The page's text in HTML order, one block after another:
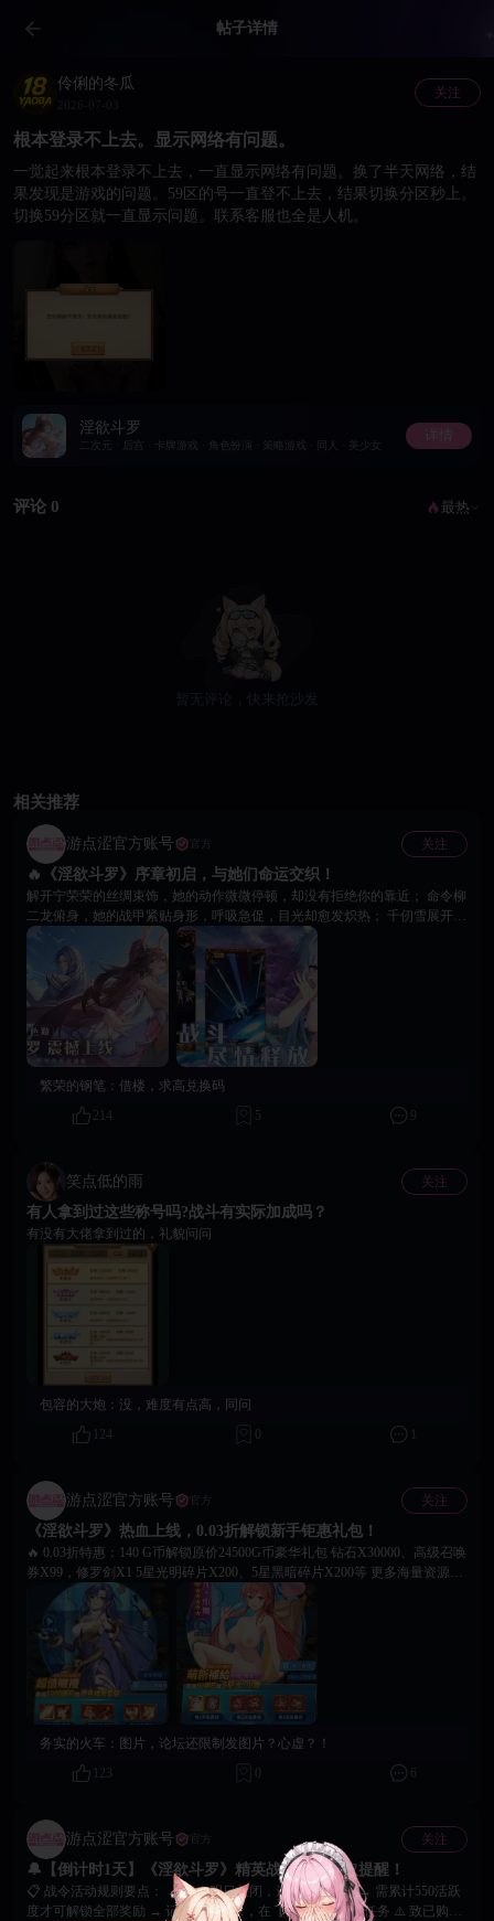
帖子详情
伶俐的冬瓜
关注
根本登录不上去。显示网络有问题。
一觉起来根本登录不上去，一直显示网络有问题。换了半天网络，结
果发现是游戏的问题。59区的号一直登不上去，结果切换分区秒上。
切换59分区就一直显示问题。联系客服也全是人机。
淫欲斗罗
二次元 · 后宫 · 卡牌游戏 · 角色扮演 · 策略游戏 · 同人 · 美少女
详情
评论 0 最热
相关推荐
游点涩官方账号 官方 关注
🔥《淫欲斗罗》序章初启，与她们命运交织！
解开宁荣荣的丝绸束饰，她的动作微微停顿，却没有拒绝你的靠近； 命令柳
二龙俯身，她的战甲紧贴身形，呼吸急促，目光却愈发炽热； 千仞雪展开天
使之翼，将你牢牢包围，圣光之下，她的视线只为你停留。 😍 终极诱惑养
成系统，现已全面开启 送出「玫瑰金蕊」，唤醒阿银内心深处被压抑的真实
渴望； 使用「暗影蛛丝」，引导比比东褪去冷静外壳，展现迷人的另一面。
💖当好感度突破临界点—— 你将解锁 18+ 专属剧情、限定角色立绘、私密互
动演出， 她们的态度、语气与反应，都会因你的选择而不断变化。 🙌 这不
是旁观剧情，而是掌控关系，是即时回应。即刻进入18Game平台，搜索《淫
欲斗罗》，解锁只属于你的斗罗后宫世界！
繁荣的钢笔： 借楼，求高兑换码
214
5
笑点低的雨 关注
有人拿到过这些称号吗?战斗有实际加成吗？
有没有大佬拿到过的，礼貌问问
包容的大炮： 没，难度有点高，同问
124
游点涩官方账号 官方 关注
《淫欲斗罗》热血上线，0.03折解锁新手钜惠礼包！
🔥 0.03折特惠：140 G币解锁原价24500G币豪华礼包 钻石X30000、高级召唤
券X99，修罗剑X1 5星光明碎片X200、5星黑暗碎片X200等 更多海量资源和
召唤道具等你解锁！ ✨ 萌新福利专享： 连续3天养成直送核心战力，凑齐武
器套装解锁属性加成！ 5星光·小舞X1 | 精英召唤券X10+十万年头骨4件套
（大幅提升生命与攻击属性） 💥 进阶福利加码： 累充9000钻石尊享5星魂师
·紫珍珠，领取超值昊天套装： 第一天：光暗精英征召X1 | 昊天锤X1 第二
天：三系精英征召X1 | 修罗护甲X1 第三天：昊天金冠X1 | 昊天金靴X1 🙌 海
量福利叠加领取，轻松组建强力阵容！魂师集结号已吹响，踏上斗罗大陆，
开启你的宗门传奇！
务实的火车： 图片，论坛还限制发图片？心虚？！
123
0 6
游点涩官方账号 官方 关注
🔔【倒计时1天】《淫欲斗罗》精英战令奖励领取提醒！
📋 战令活动规则要点： → 战令明日关闭，进度即将清零 → 需累计550活跃
度才可解锁全部奖励 → 记得每日登录，在【日常】页完成任务 ⚠️ 致已购买